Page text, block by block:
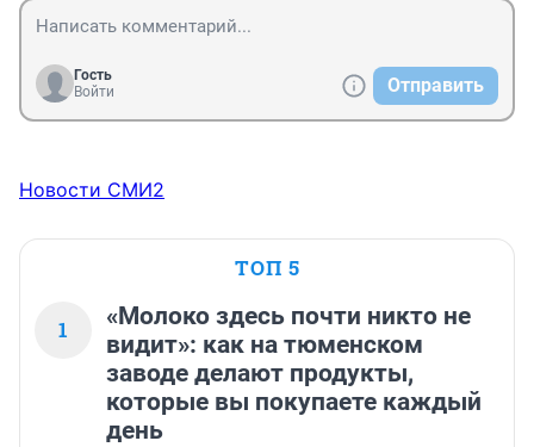
Гость
Войти
Отправить
Новости СМИ2
ТОП 5
1
«Молоко здесь почти никто не
видит»: как на тюменском
заводе делают продукты,
которые вы покупаете каждый
день